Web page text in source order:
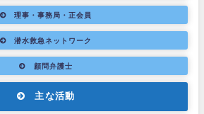
理事・事務局・正会員
潜水救急ネットワーク
顧問弁護士
主な活動